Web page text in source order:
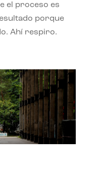
el proceso es
porque
Ahí respiro.